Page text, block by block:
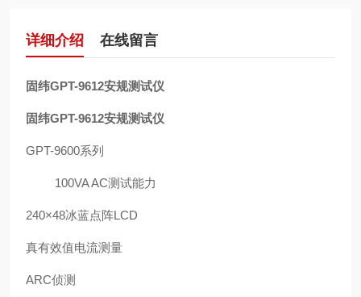
详细介绍 在线留言
固纬GPT-9612安规测试仪
固纬GPT-9612安规测试仪
GPT-9600系列
100VA AC测试能力
240×48冰蓝点阵LCD
真有效值电流测量
ARC侦测